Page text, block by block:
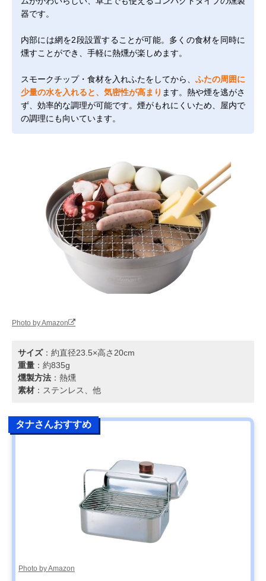
器です。
内部には網を2段設置することが可能。多くの食材を同時に
燻すことができ、手軽に熱燻が楽しめます。
スモークチップ・食材を入れふたをしてから、 ふたの周囲に
少量の水を入れると、気密性が高まり ます。熱や煙を逃がさ
ず、効率的な調理が可能です。煙がもれにくいため、屋内で
の調理にも向いています。
Photo by Amazon
サイズ：約直径23.5×高さ20cm
重量 ：約835g
燻製方法 ：熱燻
素材 ：ステンレス、他
タナさんおすすめ
Photo by Amazon